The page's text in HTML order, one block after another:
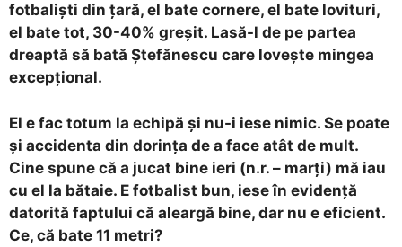
fotbaliști din țară, el bate cornere, el bate lovituri,
el bate tot, 30-40% greșit. Lasă-l de pe partea
dreaptă să bată Ștefănescu care lovește mingea
excepțional.
El e fac totum la echipă și nu-i iese nimic. Se poate
și accidenta din dorința de a face atât de mult.
Cine spune că a jucat bine ieri (n.r. – marți) mă iau
cu el la bătaie. E fotbalist bun, iese în evidență
datorită faptului că aleargă bine, dar nu e eficient.
Ce, că bate 11 metri?